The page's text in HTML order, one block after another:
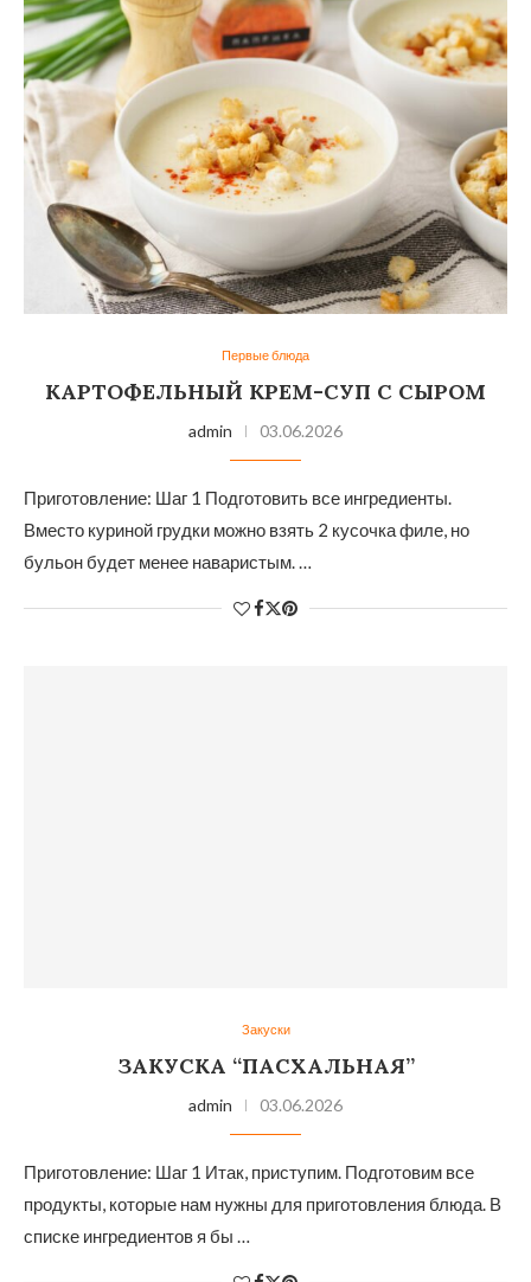
Первые блюда
КАРТОФЕЛЬНЫЙ КРЕМ-СУП С СЫРОМ
admin 03.06.2026
Приготовление: Шаг 1 Подготовить все ингредиенты.
Вместо куриной грудки можно взять 2 кусочка филе, но
бульон будет менее наваристым. …
Закуски
ЗАКУСКА “ПАСХАЛЬНАЯ”
admin 03.06.2026
Приготовление: Шаг 1 Итак, приступим. Подготовим все
продукты, которые нам нужны для приготовления блюда. В
списке ингредиентов я бы …